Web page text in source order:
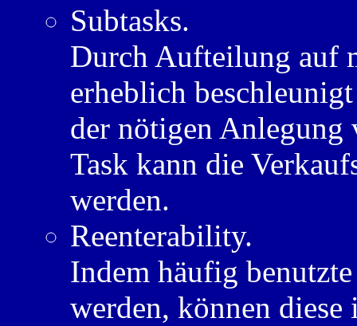
Subtasks.
Durch Aufteilung auf
erheblich
der nötigen Anlegung
Task kann die
werden.
Reenterability.
Indem häufig
werden, können diese